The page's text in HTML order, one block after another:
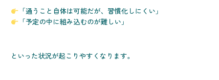
「通うこと自体は可能だが、習慣化しにくい」
「予定の中に組み込むのが難しい」
といった状況が起こりやすくなります。